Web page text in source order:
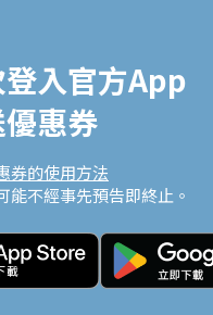
入官方App
惠券
券的使用方法
能不經事先預告即終止。